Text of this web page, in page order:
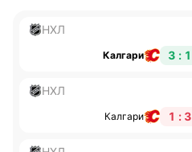
НХЛ
Калгари 3 : 1
НХЛ
Калгари 1 : 3